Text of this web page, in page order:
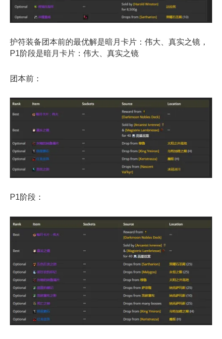
护符装备团本前的最优解是暗月卡片：伟大、真实之镜，
P1阶段是暗月卡片：伟大、真实之镜
团本前：
P1阶段：